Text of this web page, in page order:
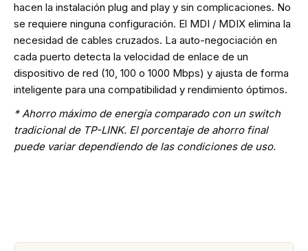
hacen la instalación plug and play y sin complicaciones. No
se requiere ninguna configuración. El MDI / MDIX elimina la
necesidad de cables cruzados. La auto-negociación en
cada puerto detecta la velocidad de enlace de un
dispositivo de red (10, 100 o 1000 Mbps) y ajusta de forma
inteligente para una compatibilidad y rendimiento óptimos.
* Ahorro máximo de energía comparado con un switch
tradicional de TP-LINK. El porcentaje de ahorro final
puede variar dependiendo de las condiciones de uso.